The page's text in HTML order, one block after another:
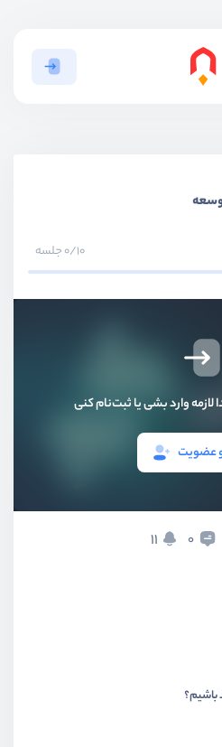
0/10 جلسه
لازمه وارد بشی یا ثبت‌نام کنی
عضویت
0
11
باشیم؟